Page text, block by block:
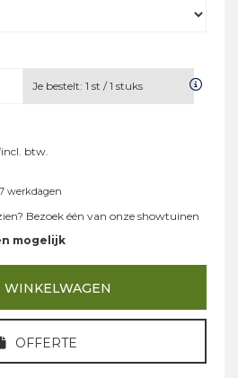
Je bestelt: 1 st /1 stuks
incl. btw.
werkdagen
Bezoek één van onze showtuinen
mogelijk
WINKELWAGEN
OFFERTE